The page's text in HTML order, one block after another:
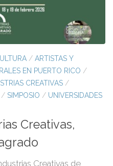
/ ARTISTAS Y
EN PUERTO RICO /
CREATIVAS /
/ SIMPOSIO / UNIVERSIDADES
Creativas,
Creativas de